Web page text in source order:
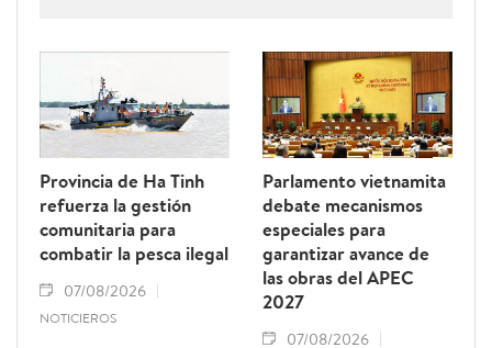
Provincia de Ha Tinh
refuerza la gestión
comunitaria para
combatir la pesca ilegal
07/08/2026
NOTICIEROS
Parlamento vietnamita
debate mecanismos
especiales para
garantizar avance de
las obras del APEC
2027
07/08/2026